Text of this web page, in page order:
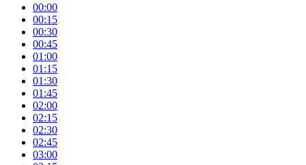
00:00
00:15
00:30
00:45
01:00
01:15
01:30
01:45
02:00
02:15
02:30
02:45
03:00